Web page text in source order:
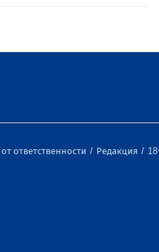
ответственности Редакция